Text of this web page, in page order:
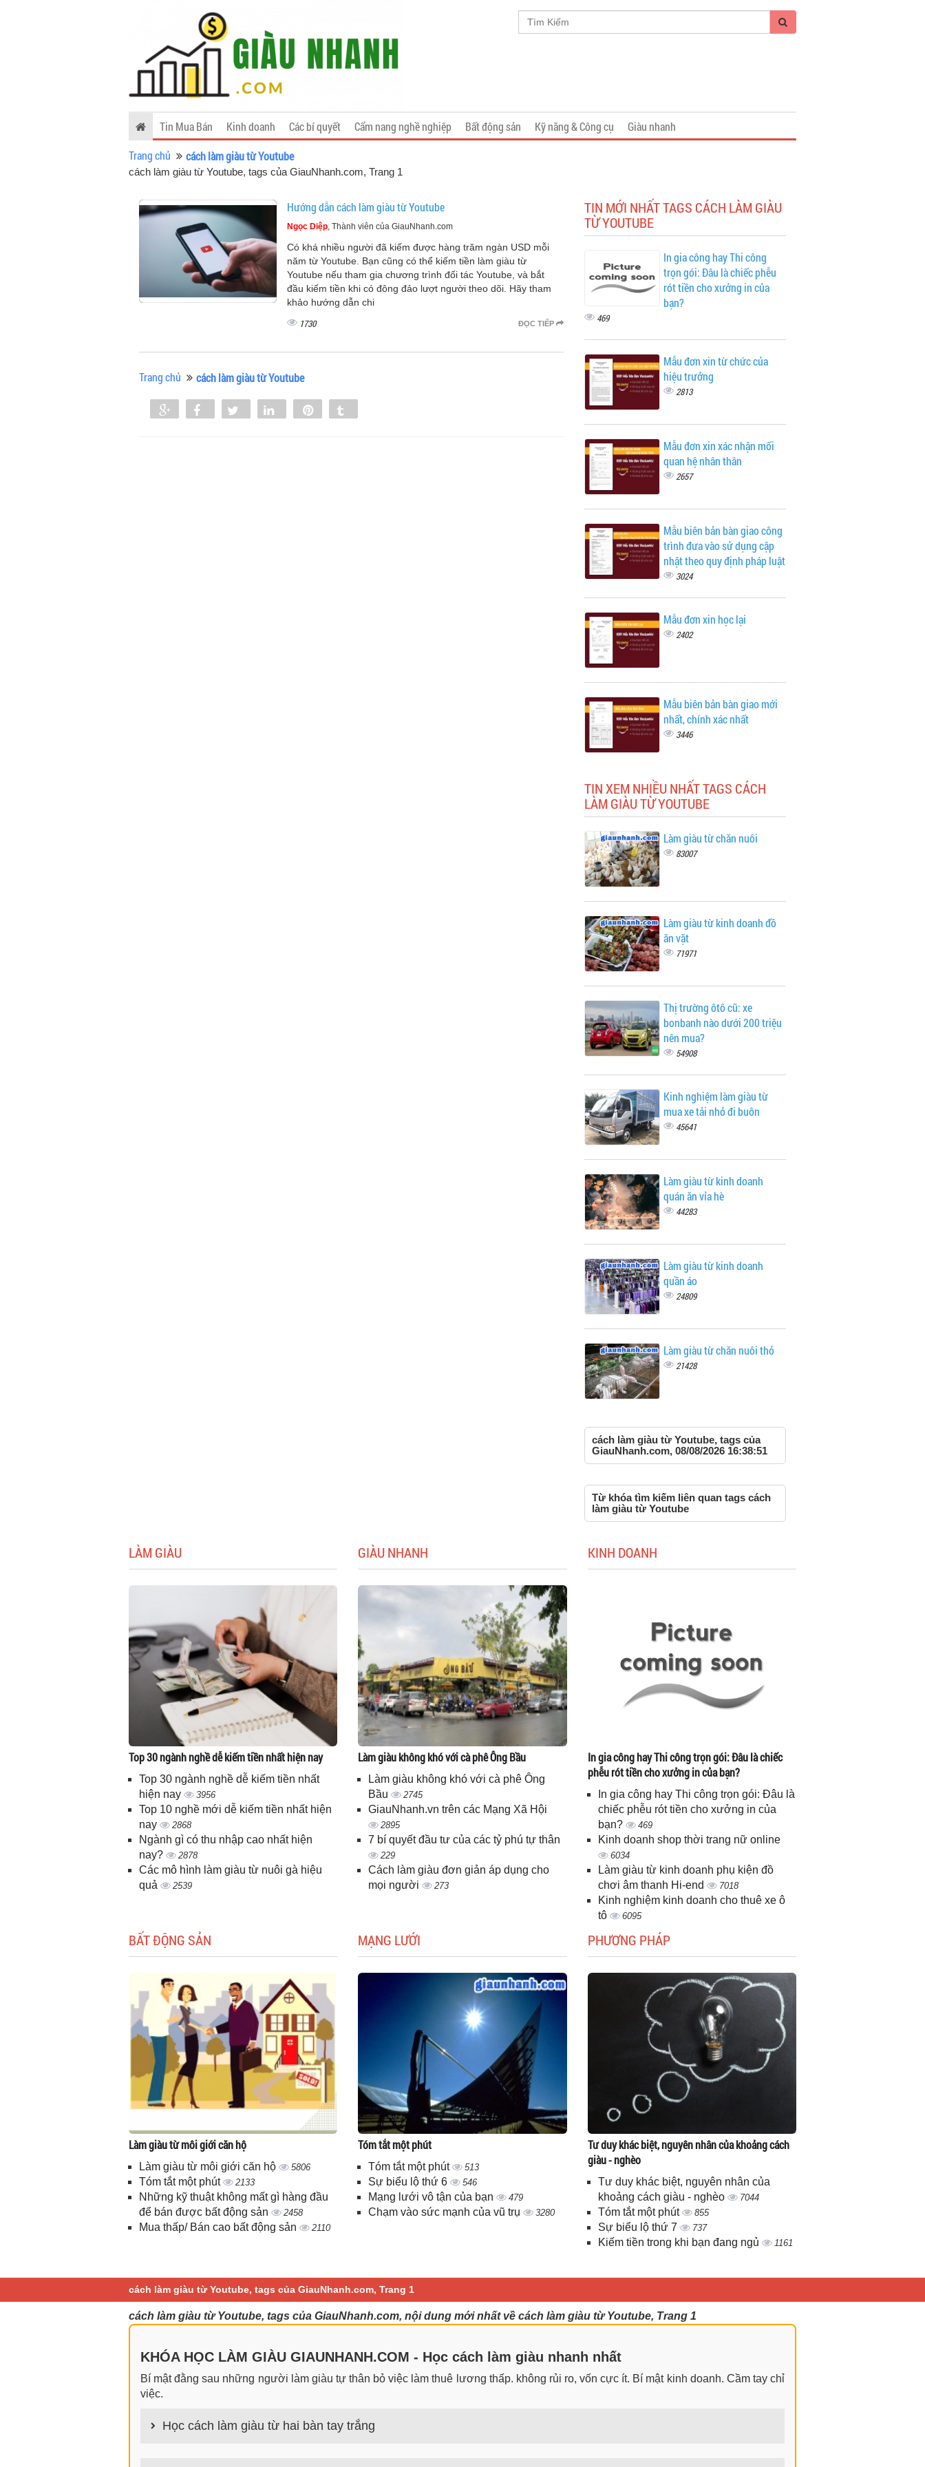
Tin Mua Bán Kinh doanh Các bí quyết Cẩm nang nghề nghiệp Bất động sản Kỹ năng & Công cụ
Giàu nhanh
Trang chủ
cách làm giàu từ Youtube
cách làm giàu từ Youtube, tags của GiauNhanh.com, Trang 1
Hướng dẫn cách làm giàu từ Youtube
Ngọc Diệp, Thành viên của GiauNhanh.com
Có khá nhiều người đã kiếm được hàng trăm ngàn USD mỗi
năm từ Youtube. Bạn cũng có thể kiếm tiền làm giàu từ
Youtube nếu tham gia chương trình đối tác Youtube, và bắt
đầu kiếm tiền khi có đông đảo lượt người theo dõi. Hãy tham
khảo hướng dẫn chi
ĐỌC TIẾP
1730
Trang chủ cách làm giàu từ Youtube
Share Share Tweet Share
TIN MỚI NHẤT TAGS CÁCH LÀM GIÀU
TỪ YOUTUBE
In gia công hay Thi công
trọn gói: Đâu là chiếc phễu
rót tiền cho xưởng in của
bạn?
469
Mẫu đơn xin từ chức của
hiệu trưởng
2813
Mẫu đơn xin xác nhận mối
quan hệ nhân thân
2657
Mẫu biên bản bàn giao công
trình đưa vào sử dụng cập
nhật theo quy định pháp luật
3024
Mẫu đơn xin học lại
2402
Mẫu biên bản bàn giao mới
nhất, chính xác nhất
3446
TIN XEM NHIỀU NHẤT TAGS CÁCH
LÀM GIÀU TỪ YOUTUBE
Làm giàu từ chăn nuôi
83007
Làm giàu từ kinh doanh đồ
ăn vặt
71971
Thị trường ôtô cũ: xe
bonbanh nào dưới 200 triệu
nên mua?
54908
Kinh nghiệm làm giàu từ
mua xe tải nhỏ đi buôn
45641
Làm giàu từ kinh doanh
quán ăn vỉa hè
44283
Làm giàu từ kinh doanh
quần áo
24809
Làm giàu từ chăn nuôi thỏ
21428
cách làm giàu từ Youtube, tags của
GiauNhanh.com, 08/08/2026 16:38:51
Từ khóa tìm kiếm liên quan tags cách
làm giàu từ Youtube
LÀM GIÀU
Top 30 ngành nghề dễ kiếm tiền nhất hiện nay
Top 30 ngành nghề dễ kiếm tiền nhất
hiện nay
3956
Top 10 nghề mới dễ kiếm tiền nhất hiện
nay
2868
Ngành gì có thu nhập cao nhất hiện
nay?
2878
Các mô hình làm giàu từ nuôi gà hiệu
quả
2539
GIÀU NHANH
Làm giàu không khó với cà phê Ông Bầu
Làm giàu không khó với cà phê Ông
Bầu
2745
GiauNhanh.vn trên các Mạng Xã Hội
2895
7 bí quyết đầu tư của các tỷ phú tự thân
229
Cách làm giàu đơn giản áp dụng cho
mọi người
273
KINH DOANH
In gia công hay Thi công trọn gói: Đâu là chiếc
phễu rót tiền cho xưởng in của bạn?
In gia công hay Thi công trọn gói: Đâu là
chiếc phễu rót tiền cho xưởng in của
bạn?
469
Kinh doanh shop thời trang nữ online
6034
Làm giàu từ kinh doanh phụ kiện đồ
chơi âm thanh Hi-end
7018
Kinh nghiệm kinh doanh cho thuê xe ô
tô
6095
BẤT ĐỘNG SẢN
Làm giàu từ môi giới căn hộ
Làm giàu từ môi giới căn hộ 5806
Tóm tắt một phút 2133
Những kỹ thuật không mất gì hàng đầu
để bán được bất động sản
2458
Mua thấp/ Bán cao bất động sản 2110
MẠNG LƯỚI
Tóm tắt một phút
Tóm tắt một phút 513
Sự biểu lộ thứ 6 546
Mạng lưới vô tận của bạn 479
Chạm vào sức mạnh của vũ trụ 3280
PHƯƠNG PHÁP
Tư duy khác biệt, nguyên nhân của khoảng cách
giàu - nghèo
Tư duy khác biệt, nguyên nhân của
khoảng cách giàu - nghèo
7044
Tóm tắt một phút 855
Sự biểu lộ thứ 7 737
Kiếm tiền trong khi bạn đang ngủ 1161
cách làm giàu từ Youtube, tags của GiauNhanh.com, Trang 1
cách làm giàu từ Youtube, tags của GiauNhanh.com, nội dung mới nhất về cách làm giàu từ Youtube, Trang 1
KHÓA HỌC LÀM GIÀU GIAUNHANH.COM - Học cách làm giàu nhanh nhất
Bí mật đằng sau những người làm giàu tự thân bỏ việc làm thuê lương thấp. không rủi ro, vốn cực ít. Bí mật kinh doanh. Cầm tay chỉ
việc.
Học cách làm giàu từ hai bàn tay trắng